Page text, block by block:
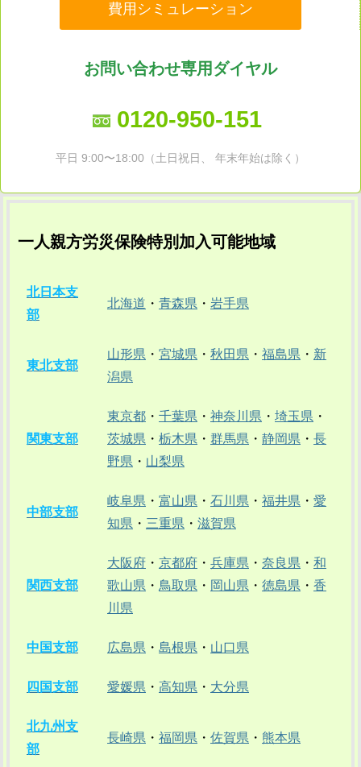
費用シミュレーション
お問い合わせ専用ダイヤル
0120-950-151
平日 9:00〜18:00（土日祝日、 年末年始は除く）
一人親方労災保険特別加入可能地域
北日本支
部
北海道 ・ 青森県 ・ 岩手県
東北支部
山形県 ・ 宮城県 ・ 秋田県 ・ 福島県 ・ 新
潟県
関東支部
東京都 ・ 千葉県 ・ 神奈川県 ・ 埼玉県 ・
茨城県 ・ 栃木県 ・ 群馬県 ・ 静岡県 ・ 長
野県 ・ 山梨県
中部支部
岐阜県 ・ 富山県 ・ 石川県 ・ 福井県 ・ 愛
知県 ・ 三重県 ・ 滋賀県
関西支部
大阪府 ・ 京都府 ・ 兵庫県 ・ 奈良県 ・ 和
歌山県 ・ 鳥取県 ・ 岡山県 ・ 徳島県 ・ 香
川県
中国支部 広島県 ・ 島根県 ・ 山口県
四国支部 愛媛県 ・ 高知県 ・ 大分県
北九州支
部
長崎県 ・ 福岡県 ・ 佐賀県 ・ 熊本県